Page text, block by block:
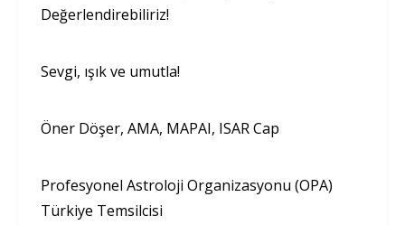
Değerlendirebiliriz!
Sevgi, ışık ve umutla!
Öner Döşer, AMA, MAPAI, ISAR Cap
Profesyonel Astroloji Organizasyonu (OPA)
Türkiye Temsilcisi